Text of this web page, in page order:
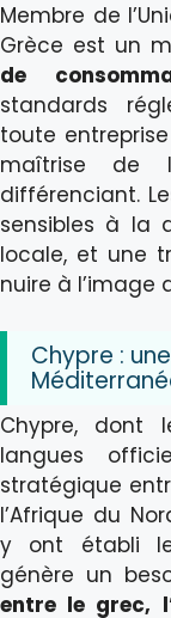
Membre de
Grèce est un
de
standards
toute
maîtrise de
différenciant.
sensibles à la
locale, et une
nuire à l’image
Chypre :
Chypre, dont
langues
stratégique
l’Afrique du
y ont établi
génère un
entre le grec,